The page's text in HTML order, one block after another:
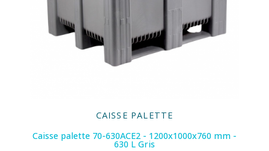
CAISSE PALETTE
Caisse palette 70-630ACE2 - 1200x1000x760 mm -
630 L Gris